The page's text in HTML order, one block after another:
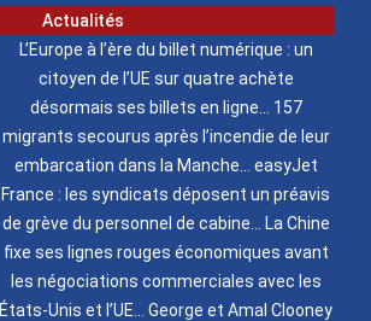
Actualités
L’Europe à l’ère du billet numérique : un
citoyen de l’UE sur quatre achète
désormais ses billets en ligne
157
migrants secourus après l’incendie de leur
embarcation dans la Manche
easyJet
France : les syndicats déposent un préavis
de grève du personnel de cabine
La Chine
fixe ses lignes rouges économiques avant
les négociations commerciales avec les
États-Unis et l’UE
George et Amal Clooney